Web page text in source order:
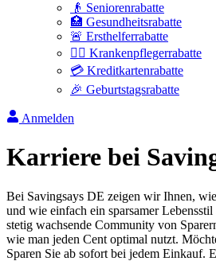
👴 Seniorenrabatte
🏥 Gesundheitsrabatte
🚨 Ersthelferrabatte
👩‍⚕️ Krankenpflegerrabatte
💳 Kreditkartenrabatte
🎉 Geburtstagsrabatte
Anmelden
Karriere bei
Bei Savingsays DE zeigen wir Ihnen,
und wie einfach ein sparsamer
stetig wachsende Community von
wie man jeden Cent optimal nutzt.
Sparen Sie ab sofort bei jedem Einkauf.